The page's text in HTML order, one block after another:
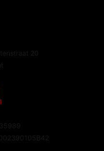
20